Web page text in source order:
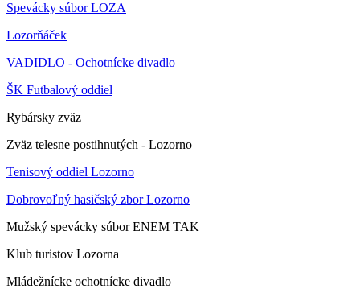
Spevácky súbor LOZA
Lozorňáček
VADIDLO - Ochotnícke divadlo
ŠK Futbalový oddiel
Rybársky zväz
Zväz telesne postihnutých - Lozorno
Tenisový oddiel Lozorno
Dobrovoľný hasičský zbor Lozorno
Mužský spevácky súbor ENEM TAK
Klub turistov Lozorna
Mládežnícke ochotnícke divadlo